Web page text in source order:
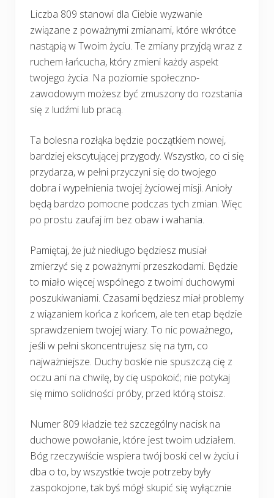
Liczba 809 stanowi dla Ciebie wyzwanie
związane z poważnymi zmianami, które wkrótce
nastąpią w Twoim życiu. Te zmiany przyjdą wraz z
ruchem łańcucha, który zmieni każdy aspekt
twojego życia. Na poziomie społeczno-
zawodowym możesz być zmuszony do rozstania
się z ludźmi lub pracą.
Ta bolesna rozłąka będzie początkiem nowej,
bardziej ekscytującej przygody. Wszystko, co ci się
przydarza, w pełni przyczyni się do twojego
dobra i wypełnienia twojej życiowej misji. Anioły
będą bardzo pomocne podczas tych zmian. Więc
po prostu zaufaj im bez obaw i wahania.
Pamiętaj, że już niedługo będziesz musiał
zmierzyć się z poważnymi przeszkodami. Będzie
to miało więcej wspólnego z twoimi duchowymi
poszukiwaniami. Czasami będziesz miał problemy
z wiązaniem końca z końcem, ale ten etap będzie
sprawdzeniem twojej wiary. To nic poważnego,
jeśli w pełni skoncentrujesz się na tym, co
najważniejsze. Duchy boskie nie spuszczą cię z
oczu ani na chwilę, by cię uspokoić; nie potykaj
się mimo solidności próby, przed którą stoisz.
Numer 809 kładzie też szczególny nacisk na
duchowe powołanie, które jest twoim udziałem.
Bóg rzeczywiście wspiera twój boski cel w życiu i
dba o to, by wszystkie twoje potrzeby były
zaspokojone, tak byś mógł skupić się wyłącznie